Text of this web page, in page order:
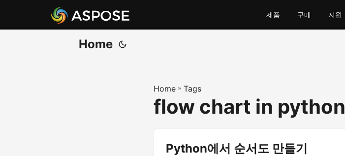
제품 구매 지원
Home
Home » Tags
flow chart in python
Python에서 순서도 만들기